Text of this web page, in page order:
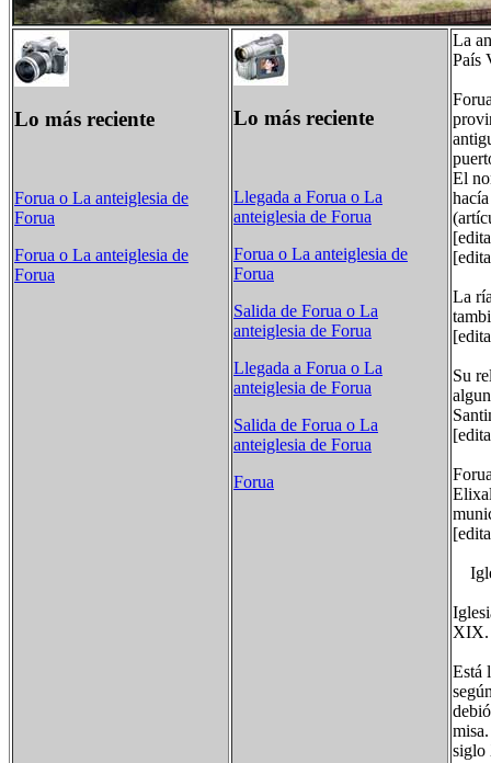
Lo más reciente
Forua o La anteiglesia de
Forua
Forua o La anteiglesia de
Forua
Lo más reciente
Llegada a Forua o La
anteiglesia de Forua
Forua o La anteiglesia de
Forua
Salida de Forua o La
anteiglesia de Forua
Llegada a Forua o La
anteiglesia de Forua
Salida de Forua o La
anteiglesia de Forua
Forua
La
País
El
La
Su
XIX.
Está
siglo